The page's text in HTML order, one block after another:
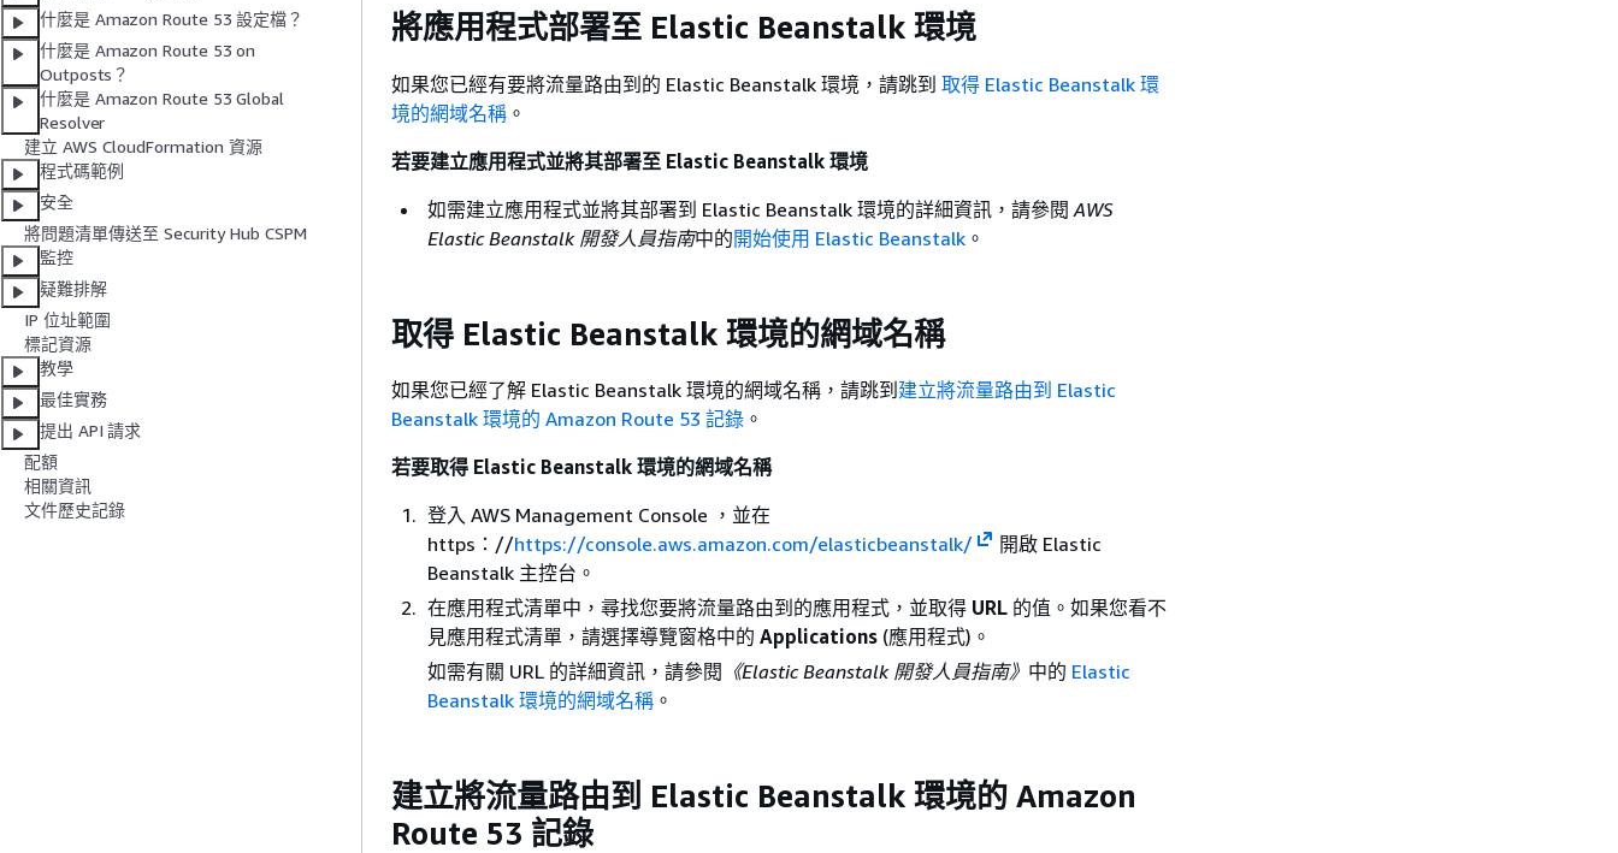
什麼是 Amazon Route 53 設定檔？
什麼是 Amazon Route 53 on
Outposts？
什麼是 Amazon Route 53 Global
Resolver
建立 AWS CloudFormation 資源
程式碼範例
安全
將問題清單傳送至 Security Hub CSPM
監控
疑難排解
IP 位址範圍
標記資源
教學
最佳實務
提出 API 請求
配額
相關資訊
文件歷史記錄
將應用程式部署至 Elastic Beanstalk 環境
如果您已經有要將流量路由到的 Elastic Beanstalk 環境，請跳到 取得 Elastic Beanstalk 環
境的網域名稱 。
若要建立應用程式並將其部署至 Elastic Beanstalk 環境
如需建立應用程式並將其部署到 Elastic Beanstalk 環境的詳細資訊，請參閱 AWS
Elastic Beanstalk 開發人員指南中的開始使用 Elastic Beanstalk 。
取得 Elastic Beanstalk 環境的網域名稱
如果您已經了解 Elastic Beanstalk 環境的網域名稱，請跳到 建立將流量路由到 Elastic
Beanstalk 環境的 Amazon Route 53 記錄 。
若要取得 Elastic Beanstalk 環境的網域名稱
登入 AWS Management Console ，並在
https：//https://console.aws.amazon.com/elasticbeanstalk/
開啟 Elastic
Beanstalk 主控台。
在應用程式清單中，尋找您要將流量路由到的應用程式，並取得 URL 的值。如果您看不
見應用程式清單，請選擇導覽窗格中的 Applications (應用程式)。
如需有關 URL 的詳細資訊，請參閱 《Elastic Beanstalk 開發人員指南》 中的 Elastic
Beanstalk 環境的網域名稱 。
建立將流量路由到 Elastic Beanstalk 環境的 Amazon
Route 53 記錄